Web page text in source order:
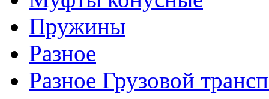
Пружины
Разное
Разное Грузовой